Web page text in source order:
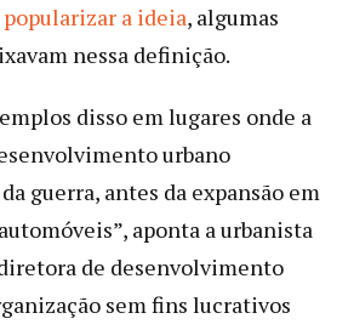
a ideia, algumas
nessa definição.
disso em lugares onde a
urbano
guerra, antes da expansão em
aponta a urbanista
de desenvolvimento
sem fins lucrativos